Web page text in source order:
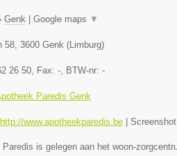
Genk| Google maps ▼
58, 3600 Genk(Limburg)
26 50, Fax: -, BTW-nr: -
Paredis Genk
http://www.apotheekparedis.be| Screenshot
Paredis is gelegen aan het woon-